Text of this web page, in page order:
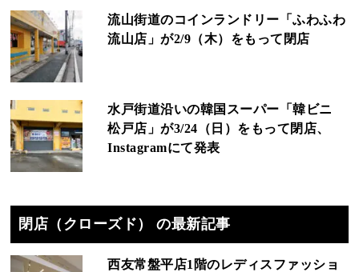
流山街道のコインランドリー「ふわふわ
流山店」が2/9（木）をもって閉店
水戸街道沿いの韓国スーパー「韓ビニ
松戸店」が3/24（日）をもって閉店、
Instagramにて発表
閉店（クローズド） の最新記事
西友常盤平店1階のレディスファッショ